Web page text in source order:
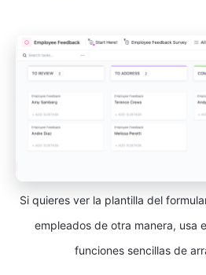
Si quieres ver la plantilla del
empleados de otra manera, usa
funciones sencillas de